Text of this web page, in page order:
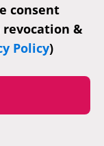
consent
&
Policy)